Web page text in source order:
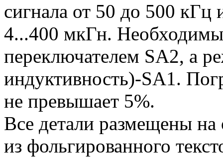
сигнала от 50 до 500 кГц
4...400 мкГн.
переключателем SA2, а
индуктивность)-SA1.
не превышает 5%.
Все детали размещены на
из фольгированного